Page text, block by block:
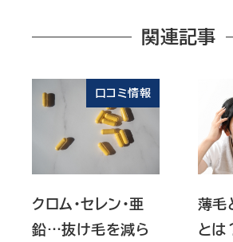
関連記事
口コミ情報
クロム・セレン・亜
鉛…抜け毛を減ら
薄毛
とは